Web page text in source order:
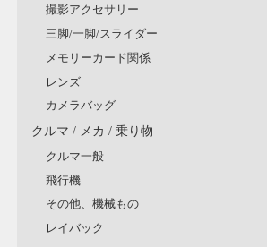
撮影アクセサリー
三脚/一脚/スライダー
メモリーカード関係
レンズ
カメラバッグ
クルマ / メカ / 乗り物
クルマ一般
飛行機
その他、機械もの
レイバック